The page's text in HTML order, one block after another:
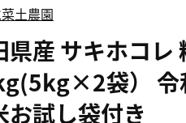
土農園
県産 サキホコレ
袋） 令
お試し袋付き